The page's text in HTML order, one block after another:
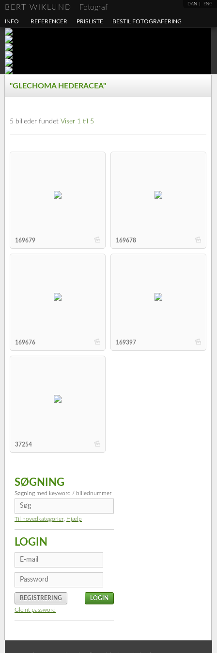
DAN ENG
BERT WIKLUND Fotograf
INFO REFERENCER PRISLISTE BESTIL FOTOGRAFERING
"GLECHOMA HEDERACEA"
5 billeder fundet Viser 1 til 5
b
169679 b
169678
b
169676 b
169397
b
37254
SØGNING
Søgning med keyword / billednummer
Til hovedkategorier Hjælp
LOGIN
REGISTRERING
Glemt password